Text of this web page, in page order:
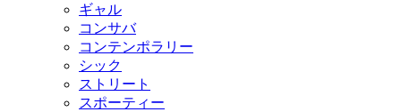
ギャル
コンサバ
コンテンポラリー
シック
ストリート
スポーティー